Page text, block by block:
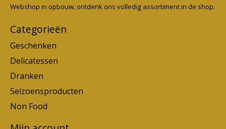
Webshop in opbouw, ontdenk ons volledig assortiment in de shop.
Categorieën
Geschenken
Delicatessen
Dranken
Seizoensproducten
Non Food